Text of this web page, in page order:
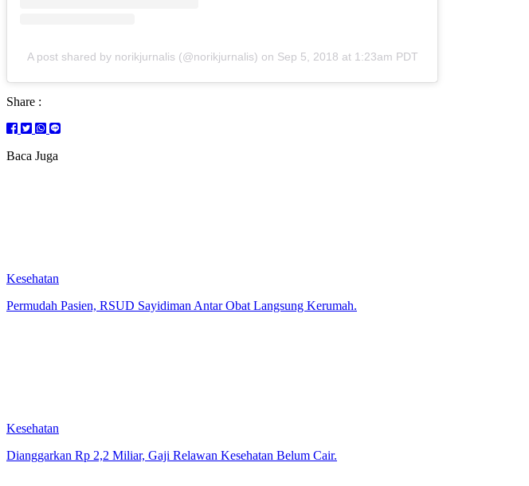
A post shared by norikjurnalis (@norikjurnalis) on Sep 5, 2018 at 1:23am PDT
Share :